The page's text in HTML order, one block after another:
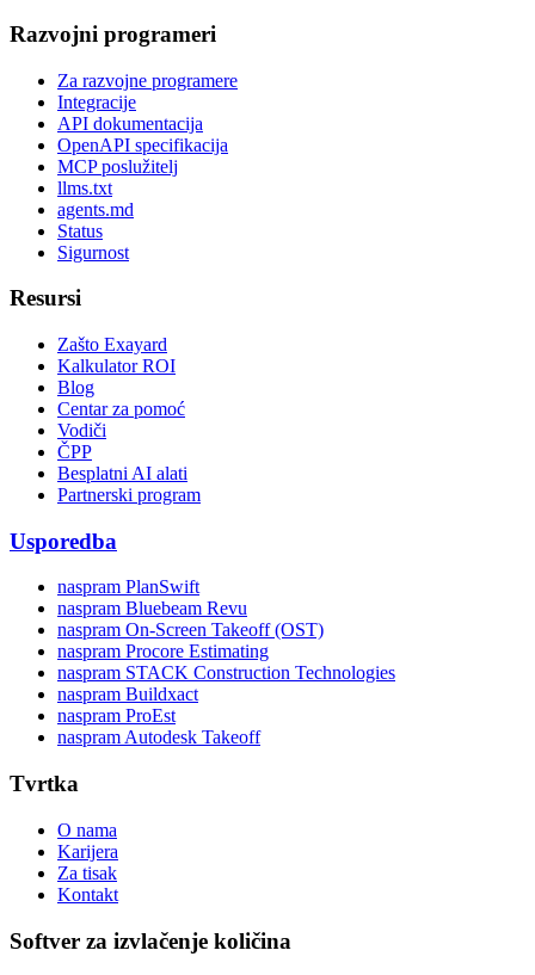
Razvojni programeri
Za razvojne programere
Integracije
API dokumentacija
OpenAPI specifikacija
MCP poslužitelj
llms.txt
agents.md
Status
Sigurnost
Resursi
Zašto Exayard
Kalkulator ROI
Blog
Centar za pomoć
Vodiči
ČPP
Besplatni AI alati
Partnerski program
Usporedba
naspram PlanSwift
naspram Bluebeam Revu
naspram On-Screen Takeoff (OST)
naspram Procore Estimating
naspram STACK Construction Technologies
naspram Buildxact
naspram ProEst
naspram Autodesk Takeoff
Tvrtka
O nama
Karijera
Za tisak
Kontakt
Softver za izvlačenje količina